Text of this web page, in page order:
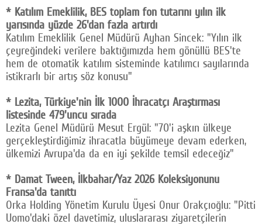
* Katılım Emeklilik, BES toplam fon tutarını yılın ilk
yarısında yüzde 26'dan fazla artırdı
Katılım Emeklilik Genel Müdürü Ayhan Sincek: "Yılın ilk
çeyreğindeki verilere baktığımızda hem gönüllü BES'te
hem de otomatik katılım sisteminde katılımcı sayılarında
istikrarlı bir artış söz konusu"
* Lezita, Türkiye'nin İlk 1000 İhracatçı Araştırması
listesinde 479'uncu sırada
Lezita Genel Müdürü Mesut Ergül: "70'i aşkın ülkeye
gerçekleştirdiğimiz ihracatla büyümeye devam ederken,
ülkemizi Avrupa'da da en iyi şekilde temsil edeceğiz"
* Damat Tween, İlkbahar/Yaz 2026 Koleksiyonunu
Fransa'da tanıttı
Orka Holding Yönetim Kurulu Üyesi Onur Orakçıoğlu: "Pitti
Uomo'daki özel davetimiz, uluslararası ziyaretçilerin